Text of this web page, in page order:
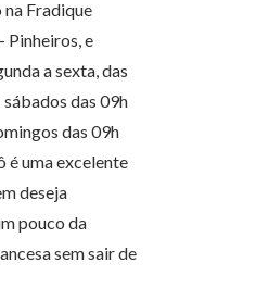
Fradique
Pinheiros, e
a sexta, das
sábados das 09h
das 09h
é uma excelente
deseja
pouco da
sem sair de